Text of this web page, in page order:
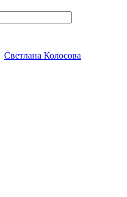
Светлана Колосова